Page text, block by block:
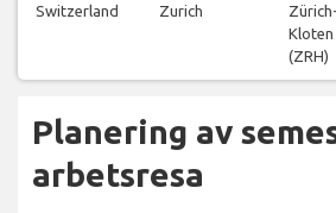
Switzerland Zurich
Zürich-
Kloten
(ZRH)
Planering av
arbetsresa